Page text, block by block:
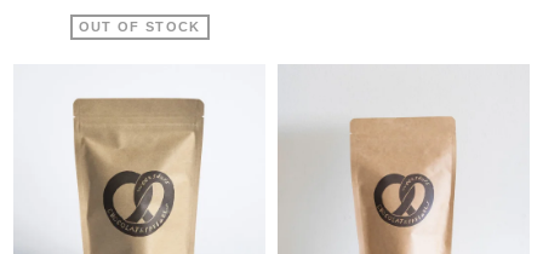
OUT OF STOCK